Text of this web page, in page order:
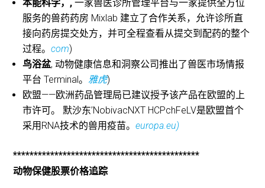
本能科学，, 一家兽医诊所管理平台与一家提供全方位
服务的兽药药房 Mixlab 建立了合作关系，允许诊所直
接向药房提交处方，并可全程查看从提交到配药的整个
过程。com)
鸟浴盆, 动物健康信息和洞察公司推出了兽医市场情报
平台 Terminal。 雅虎)
欧盟——欧洲药品管理局已建议授予该产品在欧盟的上
市许可。 默沙东’NobivacNXT HCPchFeLV是欧盟首个
采用RNA技术的兽用疫苗。europa.eu)
*********************************************
动物保健股票价格追踪